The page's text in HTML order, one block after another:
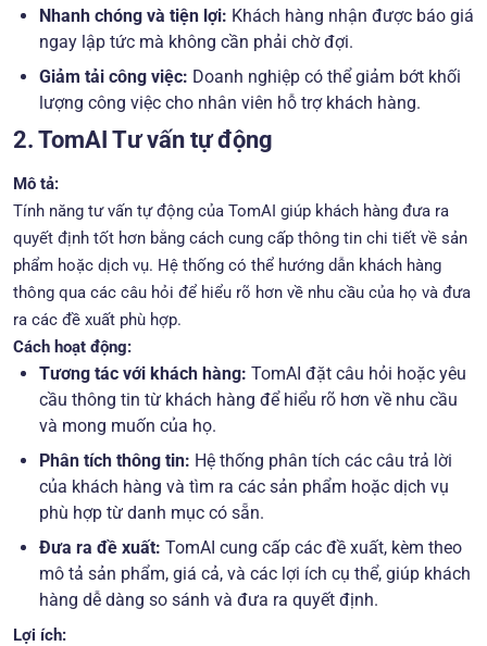
Nhanh chóng và tiện lợi: Khách hàng nhận được báo giá
ngay lập tức mà không cần phải chờ đợi.
Giảm tải công việc: Doanh nghiệp có thể giảm bớt khối
lượng công việc cho nhân viên hỗ trợ khách hàng.
2. TomAI Tư vấn tự động
Mô tả:
Tính năng tư vấn tự động của TomAI giúp khách hàng đưa ra
quyết định tốt hơn bằng cách cung cấp thông tin chi tiết về sản
phẩm hoặc dịch vụ. Hệ thống có thể hướng dẫn khách hàng
thông qua các câu hỏi để hiểu rõ hơn về nhu cầu của họ và đưa
ra các đề xuất phù hợp.
Cách hoạt động:
Tương tác với khách hàng: TomAI đặt câu hỏi hoặc yêu
cầu thông tin từ khách hàng để hiểu rõ hơn về nhu cầu
và mong muốn của họ.
Phân tích thông tin: Hệ thống phân tích các câu trả lời
của khách hàng và tìm ra các sản phẩm hoặc dịch vụ
phù hợp từ danh mục có sẵn.
Đưa ra đề xuất: TomAI cung cấp các đề xuất, kèm theo
mô tả sản phẩm, giá cả, và các lợi ích cụ thể, giúp khách
hàng dễ dàng so sánh và đưa ra quyết định.
Lợi ích: